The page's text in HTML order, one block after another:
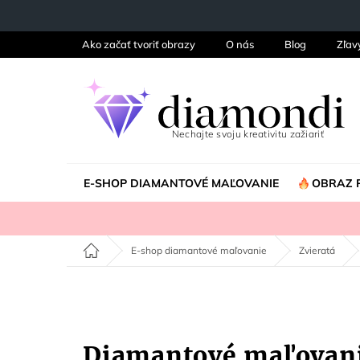
Ako začať tvoriť obrazy O nás Blog
E-SHOP DIAMANTOVÉ MAĽOVANIE OBRAZ
Domov E-shop diamantové maľovanie Zvieratá